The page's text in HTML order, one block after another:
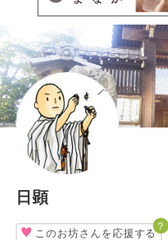
日顕
このお坊さんを応援する
？